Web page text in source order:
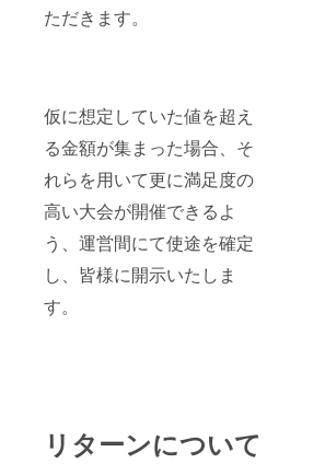
ただきます。
仮に想定していた値を超え
る金額が集まった場合、そ
れらを用いて更に満足度の
高い大会が開催できるよ
う、運営間にて使途を確定
し、皆様に開示いたしま
す。
リターンについて